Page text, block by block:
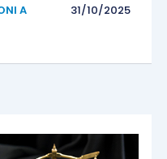
A
31/10/2025